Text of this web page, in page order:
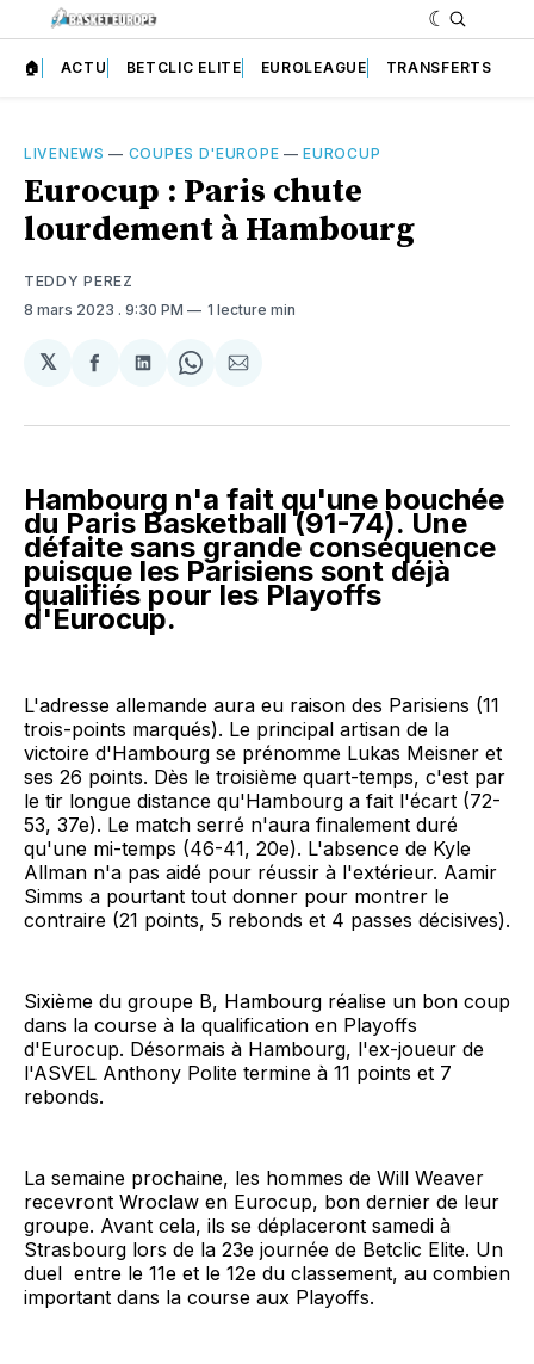
🏠 ACTU BETCLIC ELITE EUROLEAGUE TRANSFERTS
LIVENEWS — COUPES D'EUROPE —EUROCUP
Eurocup : Paris chute
lourdement à Hambourg
TEDDY PEREZ
8 mars 2023 . 9:30 PM 1 lecture min
𝕏
Partager
Facebook
Partager
LinkedIn
Share
WhatsApp
Partager
Courriel
Hambourg n'a fait qu'une bouchée
du Paris Basketball (91-74). Une
défaite sans grande conséquence
puisque les Parisiens sont déjà
qualifiés pour les Playoffs
d'Eurocup.
L'adresse allemande aura eu raison des Parisiens (11
trois-points marqués). Le principal artisan de la
victoire d'Hambourg se prénomme Lukas Meisner et
ses 26 points. Dès le troisième quart-temps, c'est par
le tir longue distance qu'Hambourg a fait l'écart (72-
53, 37e). Le match serré n'aura finalement duré
qu'une mi-temps (46-41, 20e). L'absence de Kyle
Allman n'a pas aidé pour réussir à l'extérieur. Aamir
Simms a pourtant tout donner pour montrer le
contraire (21 points, 5 rebonds et 4 passes décisives).
Sixième du groupe B, Hambourg réalise un bon coup
dans la course à la qualification en Playoffs
d'Eurocup. Désormais à Hambourg, l'ex-joueur de
l'ASVEL Anthony Polite termine à 11 points et 7
rebonds.
La semaine prochaine, les hommes de Will Weaver
recevront Wroclaw en Eurocup, bon dernier de leur
groupe. Avant cela, ils se déplaceront samedi à
Strasbourg lors de la 23e journée de Betclic Elite. Un
duel entre le 11e et le 12e du classement, au combien
important dans la course aux Playoffs.